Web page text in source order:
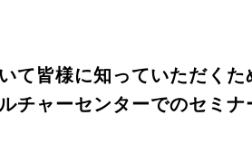
て皆様に知っていただくた
ャーセンターでのセミナ